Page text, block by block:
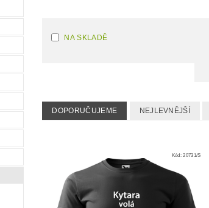
NA SKLADĚ
DOPORUČUJEME NEJLEVNĚJŠÍ
Kód:20731/S